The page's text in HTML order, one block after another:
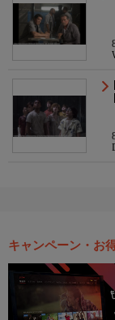
キャンペーン・お